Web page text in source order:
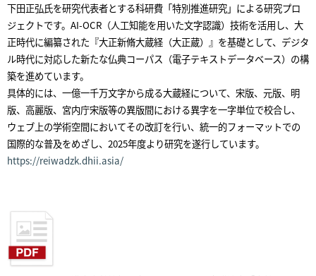
下田正弘氏を研究代表者とする科研費「特別推進研究」による研究プロ
ジェクトです。AI-OCR（人工知能を用いた文字認識）技術を活用し、大
正時代に編纂された『大正新脩大蔵経（大正蔵）』を基礎として、デジタ
ル時代に対応した新たな仏典コーパス（電子テキストデータベース）の構
築を進めています。
具体的には、一億一千万文字から成る大蔵経について、宋版、元版、明
版、高麗版、宮内庁宋版等の異版間における異字を一字単位で校合し、
ウェブ上の学術空間においてその改訂を行い、統一的フォーマットでの
国際的な普及をめざし、2025年度より研究を遂行しています。
https://reiwadzk.dhii.asia/